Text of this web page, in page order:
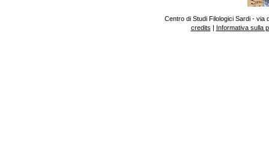
Centro di Studi Filologici Sardi - via
credits | Informativa sulla